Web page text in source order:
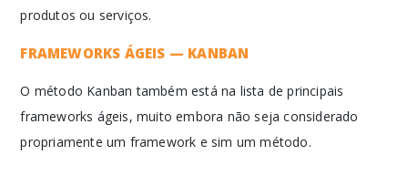
produtos ou serviços.
FRAMEWORKS ÁGEIS — KANBAN
O método Kanban também está na lista de principais
frameworks ágeis, muito embora não seja considerado
propriamente um framework e sim um método.